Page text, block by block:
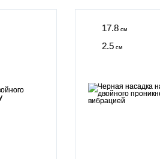
17.8 см
2.5 см